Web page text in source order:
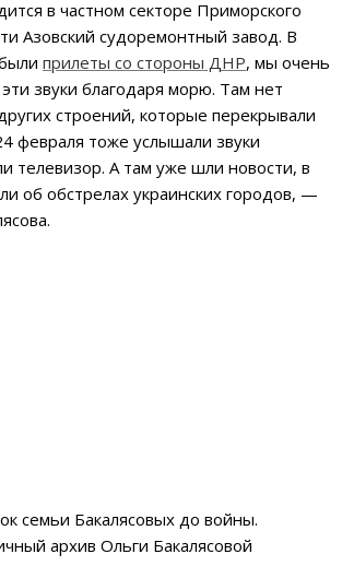
в частном секторе Приморского
Азовский судоремонтный завод. В
прилеты со стороны ДНР, мы очень
звуки благодаря морю. Там нет
строений, которые перекрывали
февраля тоже услышали звуки
телевизор. А там уже шли новости, в
об обстрелах украинских городов, —
семьи Бакалясовых до войны.
архив Ольги Бакалясовой